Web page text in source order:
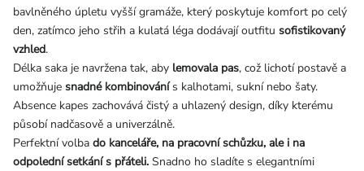
bavlněného úpletu vyšší gramáže, který poskytuje komfort po celý
den, zatímco jeho střih a kulatá léga dodávají outfitu sofistikovaný
vzhled.
Délka saka je navržena tak, aby lemovala pas, což lichotí postavě a
umožňuje snadné kombinovánís kalhotami, sukní nebo šaty.
Absence kapes zachovává čistý a uhlazený design, díky kterému
působí nadčasově a univerzálně.
Perfektní volba do kanceláře, na pracovní schůzku, ale i na
odpolední setkání s přáteli. Snadno ho sladíte s elegantními